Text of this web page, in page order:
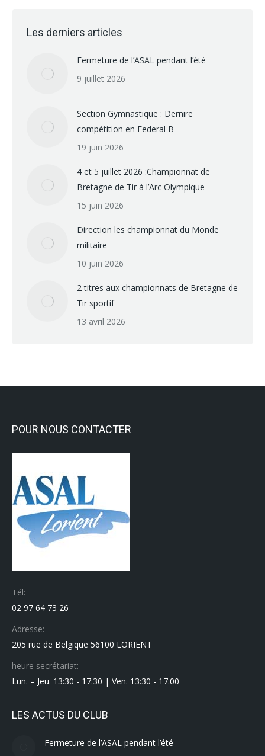
Les derniers articles
Fermeture de l’ASAL pendant l’été
9 juillet 2026
Section Gymnastique : Dernire
compétition en Federal B
19 juin 2026
4 et 5 juillet 2026 :Championnat de
Bretagne de Tir à l’Arc Olympique
15 juin 2026
Direction les championnat du Monde
militaire
10 juin 2026
2 titres aux championnats de Bretagne de
Tir sportif
13 avril 2026
POUR NOUS CONTACTER
Tél:
02 97 64 73 26
Adresse:
205 rue de Belgique 56100 LORIENT
heure secrétariat:
Lun. – Jeu. 13:30 - 17:30 | Ven. 13:30 - 17:00
LES ACTUS DU CLUB
Fermeture de l’ASAL pendant l’été